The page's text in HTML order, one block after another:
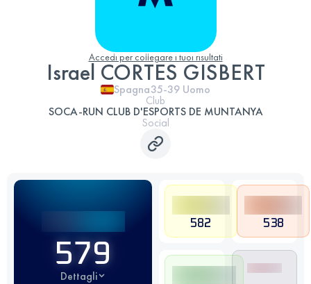
Accedi per collegare i tuoi risultati
Israel CORTES GISBERT
Spagna35-39 Uomo
Club
SOCA-RUN CLUB D'ESPORTS DE MUNTANYA
Social
579
Dettagli
582 538